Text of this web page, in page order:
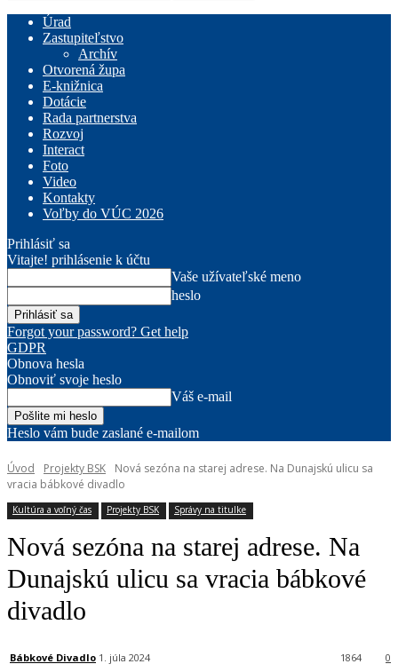
Úrad
Zastupiteľstvo
Archív
Otvorená župa
E-knižnica
Dotácie
Rada partnerstva
Rozvoj
Interact
Foto
Video
Kontakty
Voľby do VÚC 2026
Prihlásiť sa
Vitajte! prihlásenie k účtu
Vaše užívateľské meno
heslo
Forgot your password? Get help
GDPR
Obnova hesla
Obnoviť svoje heslo
Váš e-mail
Heslo vám bude zaslané e-mailom
Úvod Projekty BSK
Nová sezóna na starej adrese. Na Dunajskú ulicu sa
vracia bábkové divadlo
Kultúra a voľný čas Projekty BSK Správy na titulke
Nová sezóna na starej adrese. Na
Dunajskú ulicu sa vracia bábkové
divadlo
Bábkové Divadlo 1. júla 2024 0
1864